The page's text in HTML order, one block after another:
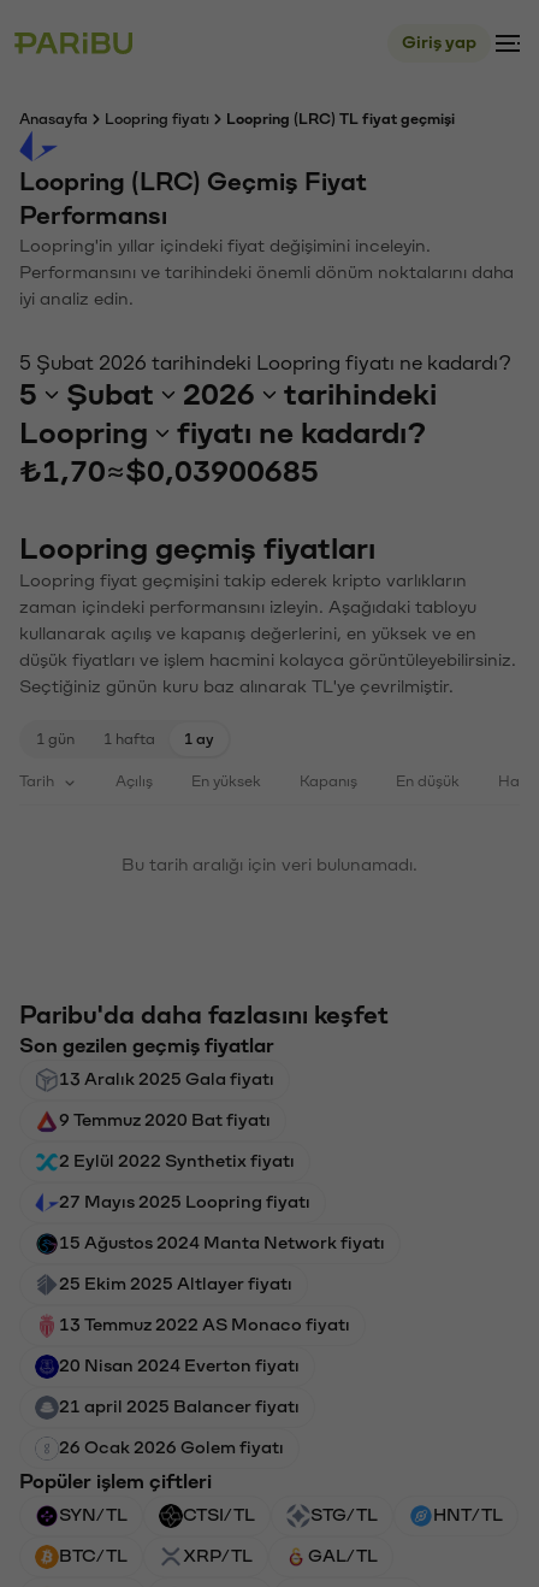
Giriş yap
Anasayfa Loopring fiyatı Loopring (LRC) TL fiyat geçmişi
Loopring (LRC) Geçmiş Fiyat
Performansı
Loopring'in yıllar içindeki fiyat değişimini inceleyin.
Performansını ve tarihindeki önemli dönüm noktalarını daha
iyi analiz edin.
5 Şubat 2026 tarihindeki Loopring fiyatı ne kadardı?
5 Şubat 2026
tarihindeki
Loopring
fiyatı ne kadardı?
₺1,70≈$0,03900685
Loopring geçmiş fiyatları
Loopring fiyat geçmişini takip ederek kripto varlıkların
zaman içindeki performansını izleyin. Aşağıdaki tabloyu
kullanarak açılış ve kapanış değerlerini, en yüksek ve en
düşük fiyatları ve işlem hacmini kolayca görüntüleyebilirsiniz.
Seçtiğiniz günün kuru baz alınarak TL'ye çevrilmiştir.
1 gün 1 hafta 1 ay
Tarih Açılış En yüksek Kapanış En düşük
Bu tarih aralığı için veri bulunamadı.
Paribu'da daha fazlasını keşfet
Son gezilen geçmiş fiyatlar
13 Aralık 2025 Gala fiyatı
9 Temmuz 2020 Bat fiyatı
2 Eylül 2022 Synthetix fiyatı
27 Mayıs 2025 Loopring fiyatı
15 Ağustos 2024 Manta Network fiyatı
25 Ekim 2025 Altlayer fiyatı
13 Temmuz 2022 AS Monaco fiyatı
20 Nisan 2024 Everton fiyatı
21 april 2025 Balancer fiyatı
26 Ocak 2026 Golem fiyatı
Popüler işlem çiftleri
SYN/TL CTSI/TL STG/TL HNT/TL
BTC/TL XRP/TL GAL/TL